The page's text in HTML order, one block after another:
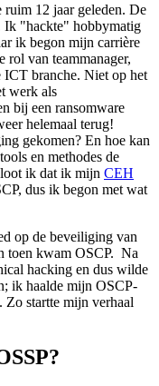
12 jaar geleden. De
Ik "hackte" hobbymatig
ik begon mijn carrière
rol van teammanager,
ICT branche. Niet op het
werk als
bij een ransomware
helemaal terug!
gekomen? En hoe kan
en methodes de
ik dat ik mijn CEH
dus ik begon met wat
op de beveiliging van
toen kwam OSCP. Na
hacking en dus wilde
ik haalde mijn OSCP-
Zo startte mijn verhaal